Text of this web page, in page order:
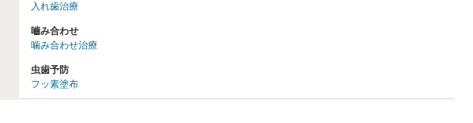
入れ歯治療
嚙み合わせ
噛み合わせ治療
虫歯予防
フッ素塗布